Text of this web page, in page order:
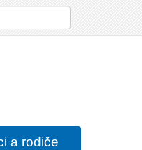
a rodiče